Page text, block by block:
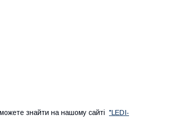
знайти на нашому сайті "LEDI-